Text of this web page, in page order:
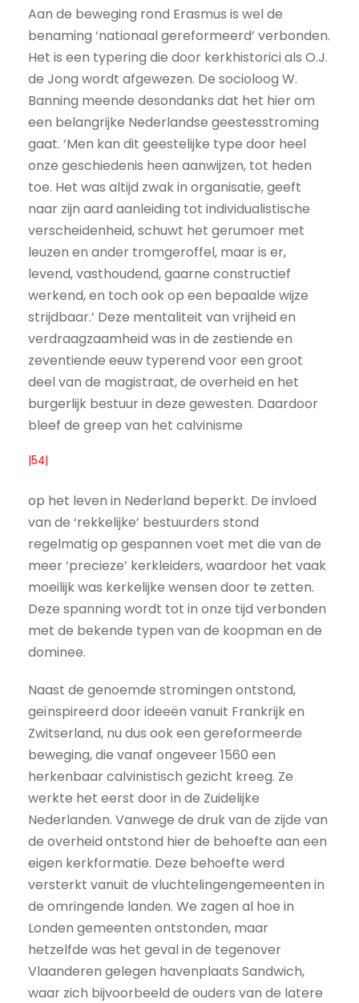
Aan de beweging rond Erasmus is wel de
benaming ‘nationaal gereformeerd’ verbonden.
Het is een typering die door kerkhistorici als O.J.
de Jong wordt afgewezen. De socioloog W.
Banning meende desondanks dat het hier om
een belangrijke Nederlandse geestesstroming
gaat. ‘Men kan dit geestelijke type door heel
onze geschiedenis heen aanwijzen, tot heden
toe. Het was altijd zwak in organisatie, geeft
naar zijn aard aanleiding tot individualistische
verscheidenheid, schuwt het gerumoer met
leuzen en ander tromgeroffel, maar is er,
levend, vasthoudend, gaarne constructief
werkend, en toch ook op een bepaalde wijze
strijdbaar.’ Deze mentaliteit van vrijheid en
verdraagzaamheid was in de zestiende en
zeventiende eeuw typerend voor een groot
deel van de magistraat, de overheid en het
burgerlijk bestuur in deze gewesten. Daardoor
bleef de greep van het calvinisme
|54|
op het leven in Nederland beperkt. De invloed
van de ‘rekkelijke’ bestuurders stond
regelmatig op gespannen voet met die van de
meer ‘precieze’ kerkleiders, waardoor het vaak
moeilijk was kerkelijke wensen door te zetten.
Deze spanning wordt tot in onze tijd verbonden
met de bekende typen van de koopman en de
dominee.
Naast de genoemde stromingen ontstond,
geïnspireerd door ideeën vanuit Frankrijk en
Zwitserland, nu dus ook een gereformeerde
beweging, die vanaf ongeveer 1560 een
herkenbaar calvinistisch gezicht kreeg. Ze
werkte het eerst door in de Zuidelijke
Nederlanden. Vanwege de druk van de zijde van
de overheid ontstond hier de behoefte aan een
eigen kerkformatie. Deze behoefte werd
versterkt vanuit de vluchtelingengemeenten in
de omringende landen. We zagen al hoe in
Londen gemeenten ontstonden, maar
hetzelfde was het geval in de tegenover
Vlaanderen gelegen havenplaats Sandwich,
waar zich bijvoorbeeld de ouders van de latere